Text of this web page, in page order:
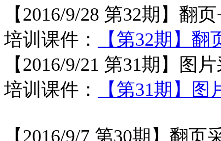
【2016/9/28 第32期】翻
培训课件：
【第32期】
【2016/9/21 第31期】图
培训课件：
【第31期】
【2016/9/7 第30期】翻